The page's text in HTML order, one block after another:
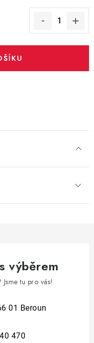
výběrem
tu pro vás!
01 Beroun
470